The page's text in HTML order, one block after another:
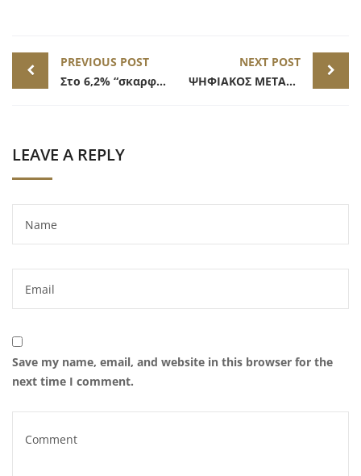
Post
navigation
PREVIOUS POST
Στο 6,2% “σκαρφάλωσε” ο πληθωρισμός τον Ιανουάριο
NEXT POST
ΨΗΦΙΑΚΟΣ ΜΕΤΑΣΧΗΜΑΤΙΣΜΟΣ ΜμΕ
LEAVE A REPLY
Save my name, email, and website in this browser for the
next time I comment.